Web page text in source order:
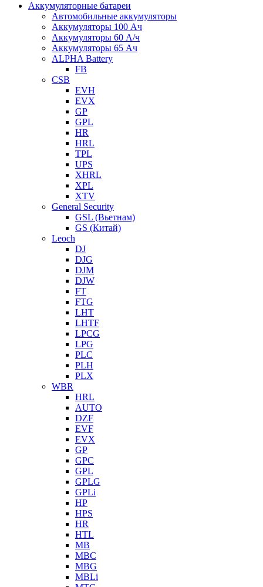
Аккумуляторные батареи
Автомобильные аккумуляторы
Аккумуляторы 100 Ач
Аккумуляторы 60 А/ч
Аккумуляторы 65 Ач
ALPHA Battery
FB
CSB
EVH
EVX
GP
GPL
HR
HRL
TPL
UPS
XHRL
XPL
XTV
General Security
GSL (Вьетнам)
GS (Китай)
Leoch
DJ
DJG
DJM
DJW
FT
FTG
LHT
LHTF
LPCG
LPG
PLC
PLH
PLX
WBR
HRL
AUTO
DZF
EVF
EVX
GP
GPC
GPL
GPLG
GPLi
HP
HPS
HR
HTL
MB
MBC
MBG
MBLi